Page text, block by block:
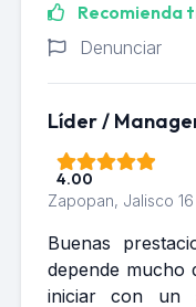
Recomienda
Denunciar
Líder /
4.00
Zapopan, Jalisco
Buenas
depende mucho
iniciar con un